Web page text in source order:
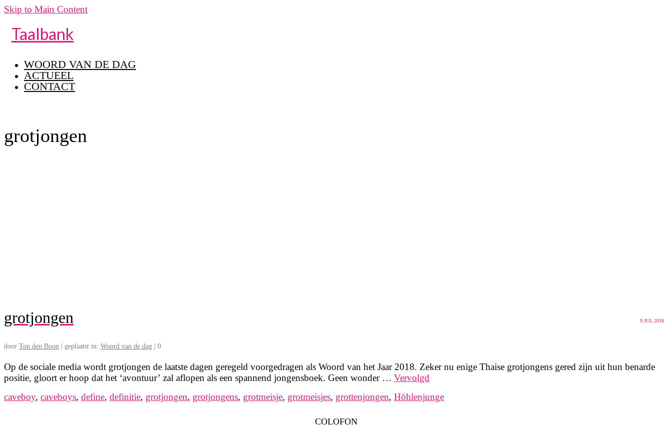
Skip to Main Content
Taalbank
WOORD VAN DE DAG
ACTUEEL
CONTACT
grotjongen
9 JUL 2018
grotjongen
door Ton den Boon geplaatst in: Woord van de dag 0
Op de sociale media wordt grotjongen de laatste dagen geregeld voorgedragen als Woord van het Jaar 2018. Zeker nu enige Thaise grotjongens gered zijn uit hun benarde
positie, gloort er hoop dat het ‘avontuur’ zal aflopen als een spannend jongensboek. Geen wonder … Vervolgd
caveboy, caveboys, define, definitie, grotjongen, grotjongens, grotmeisje, grotmeisjes, grottenjongen, Höhlenjunge
COLOFON